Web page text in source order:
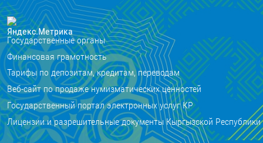
Государственные органы
Финансовая грамотность
Тарифы по депозитам, кредитам, переводам
Веб-сайт по продаже нумизматических ценностей
Государственный портал электронных услуг КР
Лицензии и разрешительные документы Кыргызской Республики